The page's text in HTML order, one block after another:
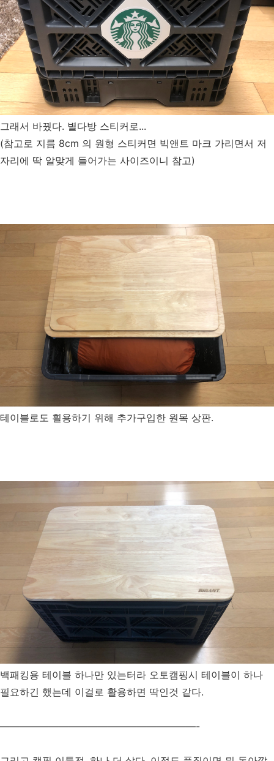
그래서 바꿨다. 별다방 스티커로...
(참고로 지름 8cm 의 원형 스티커면 빅앤트 마크 가리면서 저
자리에 딱 알맞게 들어가는 사이즈이니 참고)
테이블로도 횔용하기 위해 추가구입한 원목 상판.
백패킹용 테이블 하나만 있는터라 오토캠핑시 테이블이 하나
필요하긴 했는데 이걸로 활용하면 딱인것 같다.
————————————————————-